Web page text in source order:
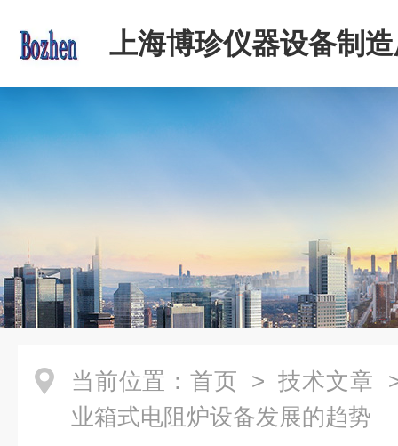
上海博珍仪器设备制
当前位置： 首页 > 技术文章
业箱式电阻炉设备发展的趋势